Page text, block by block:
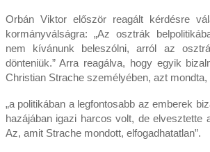
Orbán Viktor először reagált kérdésre
kormányválságra: „Az osztrák
nem kívánunk beleszólni, arról az
dönteniük.” Arra reagálva, hogy egyik
Christian Strache személyében, azt mondta,
„a politikában a legfontosabb az emberek
hazájában igazi harcos volt, de elvesztette
Az, amit Strache mondott, elfogadhatatlan”.